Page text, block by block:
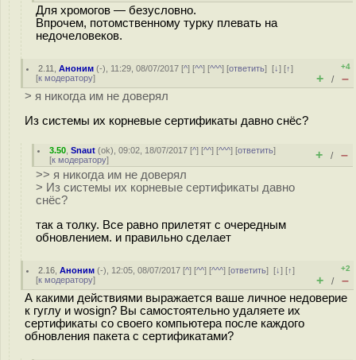
Для хромогов — безусловно.
Впрочем, потомственному турку плевать на
недочеловеков.
2.11 ,Аноним (-), 11:29, 08/07/2017 [^] [^^] [^^^] [ответить][↓] [↑]
[к модератору]
+4
+ / –
> я никогда им не доверял
Из системы их корневые сертификаты давно снёс?
3.50 ,Snaut (ok), 09:02, 18/07/2017 [^] [^^] [^^^] [ответить]
[к модератору] + / –
>> я никогда им не доверял
> Из системы их корневые сертификаты давно
снёс?
так а толку. Все равно прилетят с очередным
обновлением. и правильно сделает
2.16 ,Аноним (-), 12:05, 08/07/2017 [^] [^^] [^^^] [ответить][↓] [↑]
[к модератору]
+2
+ / –
А какими действиями выражается ваше личное недоверие
к гуглу и wosign? Вы самостоятельно удаляете их
сертификаты со своего компьютера после каждого
обновления пакета с сертификатами?